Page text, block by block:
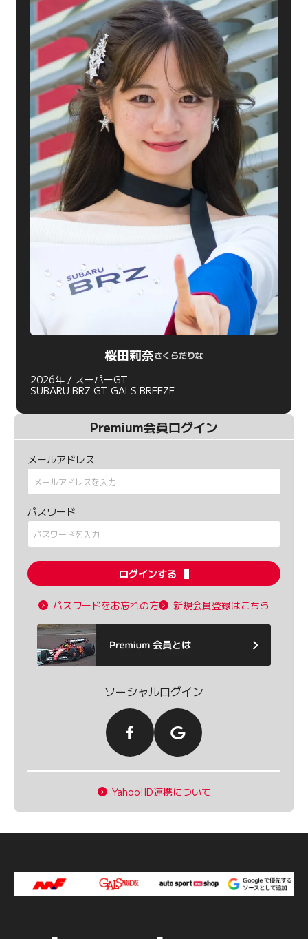
桜田莉奈さくらだりな
2026年 / スーパーGT
SUBARU BRZ GT GALS BREEZE
Premium会員ログイン
メールアドレス
パスワード
ログインする
パスワードをお忘れの方 新規会員登録はこちら
ソーシャルログイン
Yahoo!ID連携について